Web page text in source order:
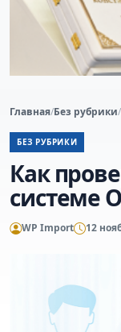
Главная/Без рубрики/
БЕЗ РУБРИКИ
Как
системе
WP Import 12